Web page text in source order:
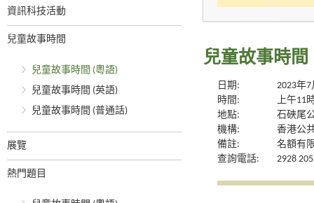
資訊科技活動
兒童故事時間
兒童故事時間 (粵語)
兒童故事時間 (英語)
兒童故事時間 (普通話)
展覽
熱門題目
兒童故事時間
日期:
2023年
時間:
上午11
地點:
石硤尾
機構:
香港公
備註:
名額有
查詢電話:
2928